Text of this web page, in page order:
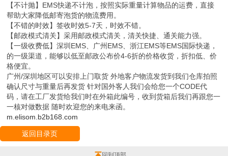
【不计抛】EMS快递不计泡，按照实际重量计算物品的运费，直接
帮助大家降低邮寄泡货的物流费用。
【不错的时效】签收时效5-7天，时效不错。
【邮政模式清关】采用邮政模式清关，清关快捷、通关能力强。
【一级收费低】深圳EMS、广州EMS、浙江EMS等EMS国际快递，
的一级渠道，能够以低至邮政公布价4-6折的价格收货，折扣低、价
格便宜。
广州/深圳地区可以安排上门取货 外地客户物流发货到我们仓库拍照
确认尺寸与重量后再发货 针对国外客人我们会给您一个CODE代
码，请在工厂发货给我们时在外箱此编号，收到货箱后我们再跟您一
一核对做数据 随时欢迎您的来电来函。
m.elisom.b2b168.com
返回目录页